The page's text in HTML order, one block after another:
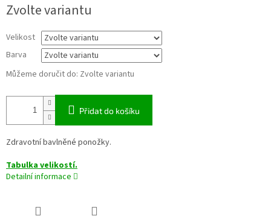
cena:
Zvolte variantu
Velikost
Barva
Můžeme doručit do: Zvolte variantu
Přidat do košíku
Zdravotní bavlněné ponožky.
Tabulka velikostí.
Detailní informace